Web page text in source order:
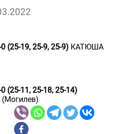
(25-19, 25-9, 25-9) КАТЮША
(25-11, 25-18, 25-14)